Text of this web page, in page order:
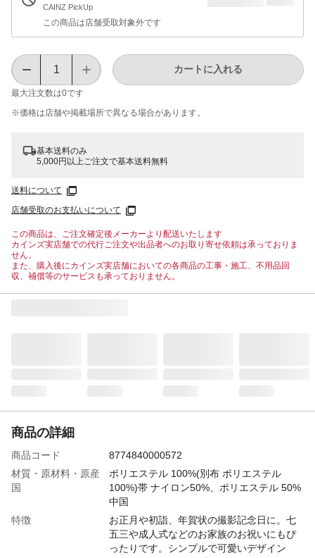
CAINZ PickUp
この商品は店舗受取対象外です
最大注文数は0です
カートに入れる
※価格は​店舗や​掲載場所で​異なる​場合が​あります。
基本送料のみ
5,000円以上ご注文で基本送料無料
送料について
店舗受取のお支払いについて
この商品は、ご注文確定後メーカーより配送いたします
カインズ実店舗での代行ご注文や出品者へのお取り寄せ依頼は承っておりま
せん。
また、購入後にカインズ実店舗においての各商品の工事・施工、不用品回
収、補償等のサービスも承っておりません。
商品の詳細
商品コード
8774840000572
材質・原材料・原産
国
ポリエステル 100%(別布 ポリエステル
100%)帯 ナイロン50%、ポリエステル 50%
中国
特徴
お正月や初詣、年賀状の撮影記念日に。七
五三や成人式などのお家族のお祝いにもぴ
ったりです。シンプルで可愛いデザイン